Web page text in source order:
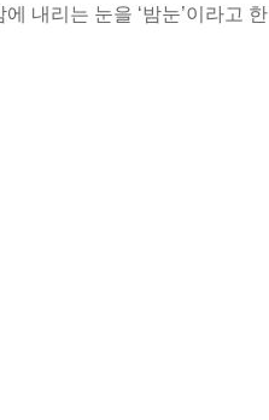
내리는 눈을 ‘밤눈’이라고 한